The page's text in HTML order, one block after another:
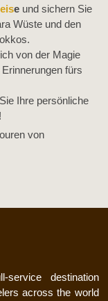
e und sichern Sie
Wüste und den
von der Magie
fürs
Ihre persönliche
destination
across the world